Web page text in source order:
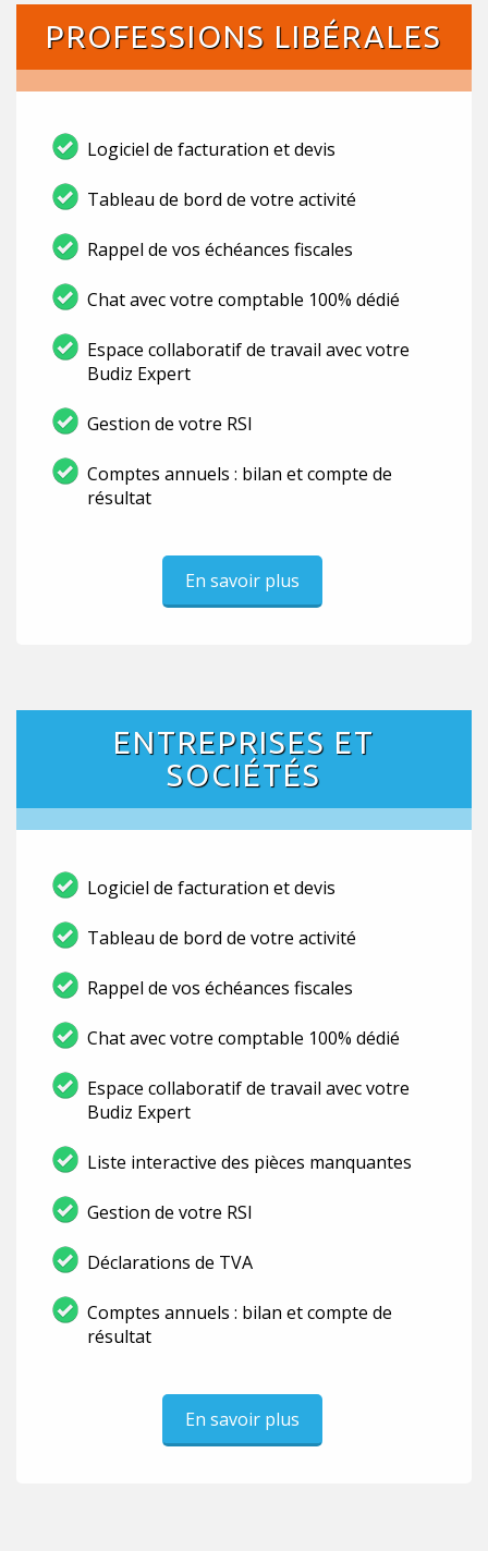
PROFESSIONS LIBÉRALES
Logiciel de facturation et devis
Tableau de bord de votre activité
Rappel de vos échéances fiscales
Chat avec votre comptable 100% dédié
Espace collaboratif de travail avec votre
Budiz Expert
Gestion de votre RSI
Comptes annuels : bilan et compte de
résultat
En savoir plus
ENTREPRISES ET
SOCIÉTÉS
Logiciel de facturation et devis
Tableau de bord de votre activité
Rappel de vos échéances fiscales
Chat avec votre comptable 100% dédié
Espace collaboratif de travail avec votre
Budiz Expert
Liste interactive des pièces manquantes
Gestion de votre RSI
Déclarations de TVA
Comptes annuels : bilan et compte de
résultat
En savoir plus